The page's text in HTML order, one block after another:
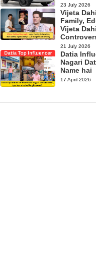
23 July 2026
Vijeta
Family,
Vijeta
21 July 2026
Datia
Nagari
Name hai
17 April 2026